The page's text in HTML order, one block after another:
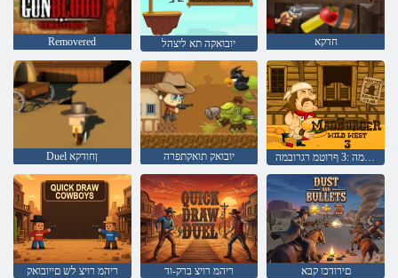
Removered יובואקה תא ליצהל חדקא
Duel ןחודקא יובואק תואקתפרה עורפה ברעמה :3 ףרוטמ רגרובמה
ריהמ רויצ לש םייובואק ריהמ רויצ ברק-וד םירודכו קבא